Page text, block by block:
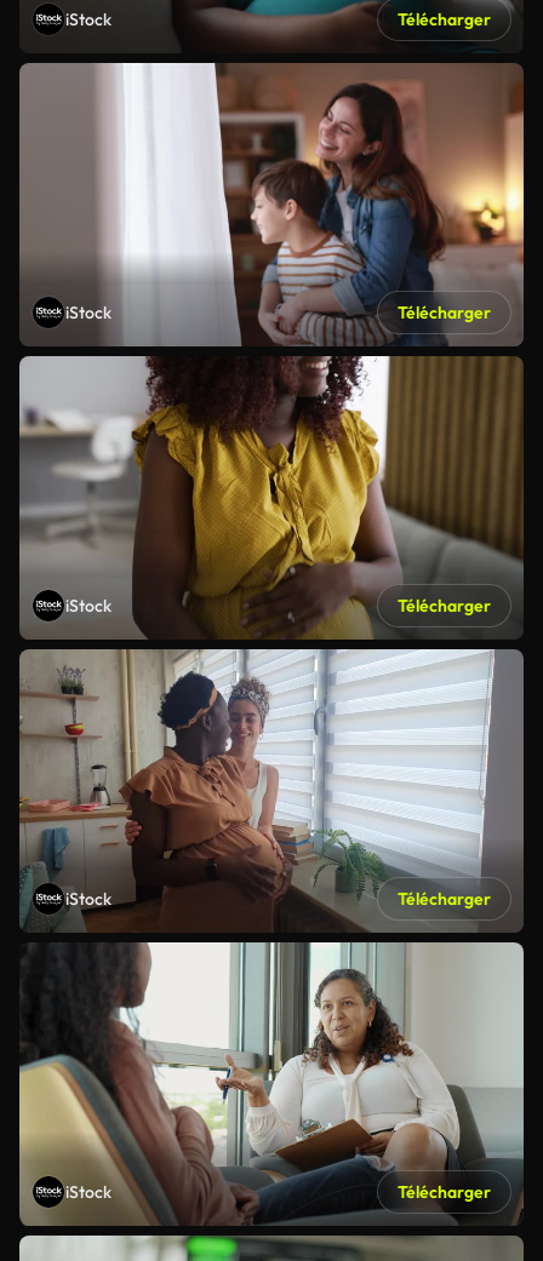
iStock Télécharger
iStock Télécharger
iStock Télécharger
iStock Télécharger
iStock Télécharger